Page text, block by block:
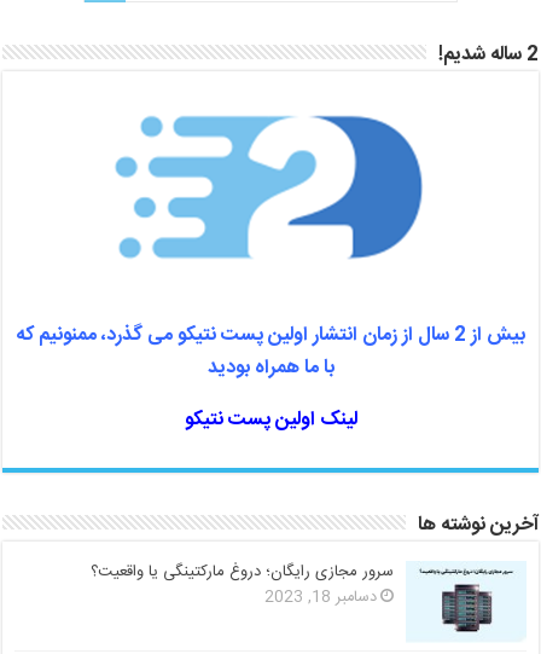
2 ساله شدیم!
بیش از 2 سال از زمان انتشار اولین پست نتیکو می گذرد، ممنونیم که
با ما همراه بودید
لینک اولین پست نتیکو
آخرین نوشته ها
سرور مجازی رایگان؛ دروغ مارکتینگی یا واقعیت؟
دسامبر 18, 2023